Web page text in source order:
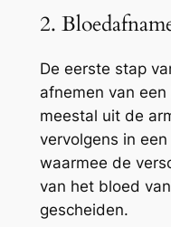
2.
De eerste stap
afnemen van
meestal uit de
vervolgens in
waarmee de
van het bloed
gescheiden.